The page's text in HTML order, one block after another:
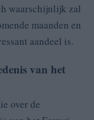
waarschijnlijk zal
maanden en
aandeel is.
van het
over de